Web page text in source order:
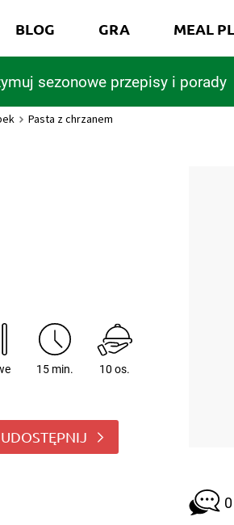
sezonowe przepisy i porady
BLOG GRA MEAL
Pasta z chrzanem
15 min. 10 os.
UDOSTĘPNIJ
0